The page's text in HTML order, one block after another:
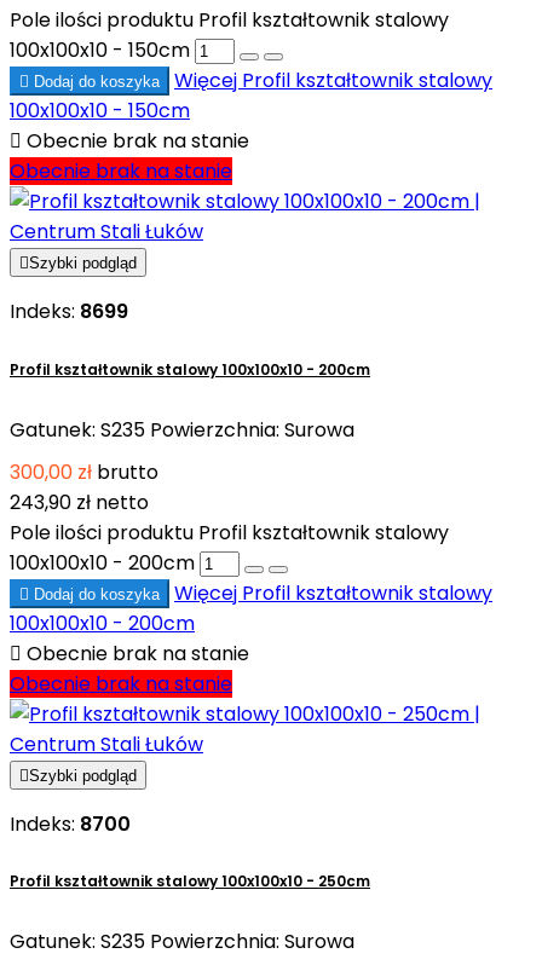
Pole ilości produktu Profil kształtownik stalowy
100x100x10 - 150cm
 Dodaj do koszyka Więcej Profil kształtownik stalowy
100x100x10 - 150cm
 Obecnie brak na stanie
Obecnie brak na stanie
Szybki podgląd
Indeks: 8699
Profil kształtownik stalowy 100x100x10 - 200cm
Gatunek: S235 Powierzchnia: Surowa
300,00 zł brutto
243,90 zł netto
Pole ilości produktu Profil kształtownik stalowy
100x100x10 - 200cm
 Dodaj do koszyka Więcej Profil kształtownik stalowy
100x100x10 - 200cm
 Obecnie brak na stanie
Obecnie brak na stanie
Szybki podgląd
Indeks: 8700
Profil kształtownik stalowy 100x100x10 - 250cm
Gatunek: S235 Powierzchnia: Surowa